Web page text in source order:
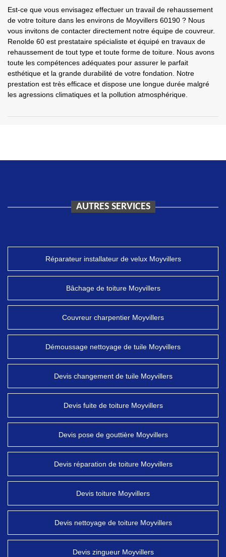
Est-ce que vous envisagez effectuer un travail de rehaussement
de votre toiture dans les environs de Moyvillers 60190 ? Nous
vous invitons de contacter directement notre équipe de couvreur.
Renolde 60 est prestataire spécialiste et équipé en travaux de
rehaussement de tout type et toute forme de toiture. Nous avons
toute les compétences adéquates pour assurer le parfait
esthétique et la grande durabilité de votre fondation. Notre
prestation est très efficace et dispose une longue durée malgré
les agressions climatiques et la pollution atmosphérique.
AUTRES SERVICES
Réparateur installateur de velux Moyvillers
Bâchage de toiture Moyvillers
Couvreur charpentier Moyvillers
Démoussage nettoyage de tuile Moyvillers
Devis changement de tuile Moyvillers
Devis fuite de toiture Moyvillers
Devis pose de gouttière Moyvillers
Devis réparation de toiture Moyvillers
Devis toiture Moyvillers
Devis nettoyage de toiture Moyvillers
Devis zingueur Moyvillers